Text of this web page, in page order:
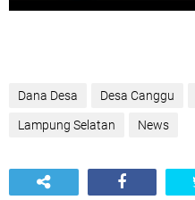
Dana Desa Desa Canggu
Lampung Selatan News